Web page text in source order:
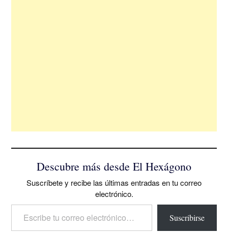
Descubre más desde El Hexágono
Suscríbete y recibe las últimas entradas en tu correo
electrónico.
Escribe tu correo electrónico…
Suscribirse